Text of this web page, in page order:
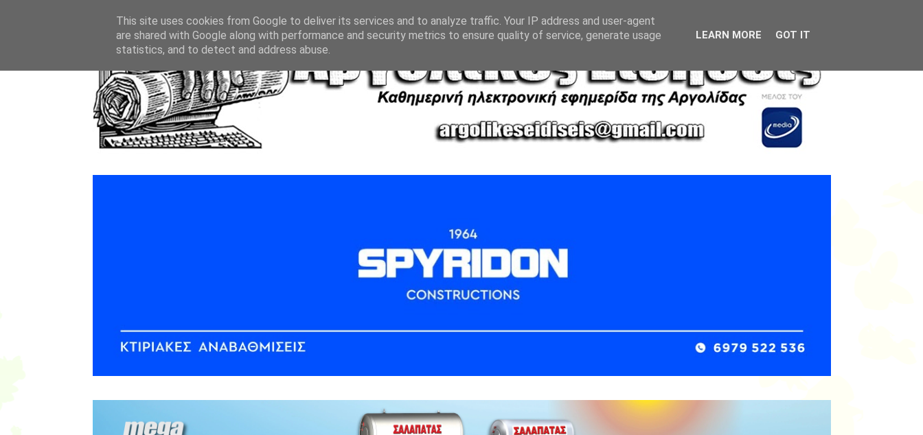
This site uses cookies from Google to deliver its services and to analyze traffic. Your IP address and user-agent
are shared with Google along with performance and security metrics to ensure quality of service, generate usage
statistics, and to detect and address abuse.
LEARN MORE GOT IT